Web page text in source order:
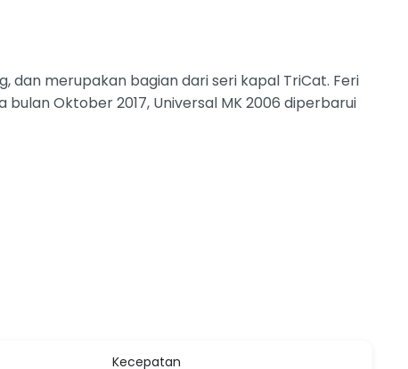
merupakan bagian dari seri kapal TriCat. Feri
Oktober 2017, Universal MK 2006 diperbarui
Kecepatan